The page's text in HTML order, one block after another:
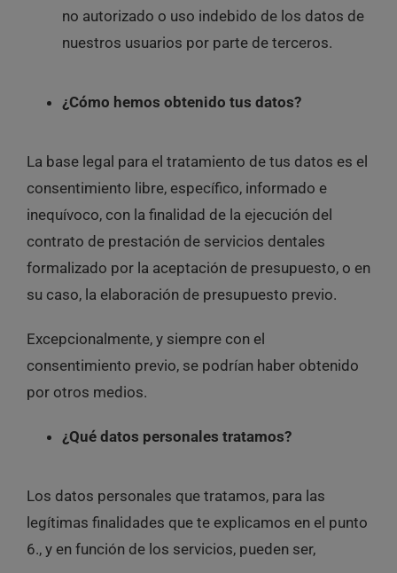
no autorizado o uso indebido de los datos de
nuestros usuarios por parte de terceros.
¿Cómo hemos obtenido tus datos?
La base legal para el tratamiento de tus datos es el
consentimiento libre, específico, informado e
inequívoco, con la finalidad de la ejecución del
contrato de prestación de servicios dentales
formalizado por la aceptación de presupuesto, o en
su caso, la elaboración de presupuesto previo.
Excepcionalmente, y siempre con el
consentimiento previo, se podrían haber obtenido
por otros medios.
¿Qué datos personales tratamos?
Los datos personales que tratamos, para las
legítimas finalidades que te explicamos en el punto
6., y en función de los servicios, pueden ser,